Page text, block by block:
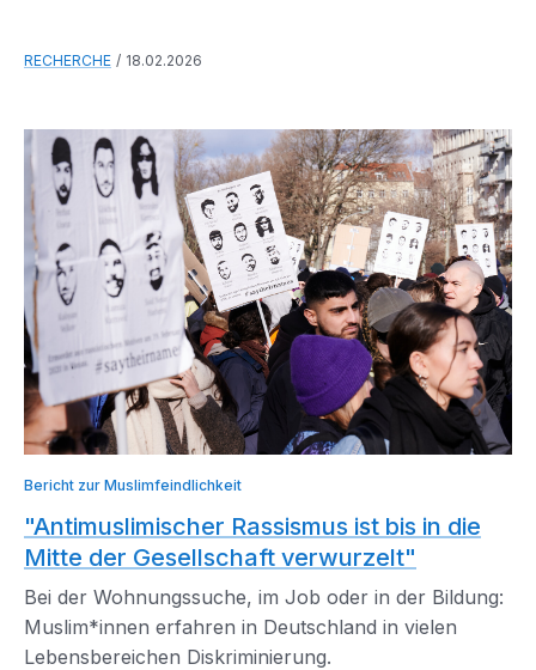
RECHERCHE 18.02.2026
Bericht zur Muslimfeindlichkeit
"Antimuslimischer Rassismus ist bis in die
Mitte der Gesellschaft verwurzelt"
Bei der Wohnungssuche, im Job oder in der Bildung:
Muslim*innen erfahren in Deutschland in vielen
Lebensbereichen Diskriminierung.